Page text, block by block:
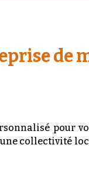
de
pour
collectivité